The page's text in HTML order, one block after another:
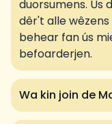
duorsumens. Us
dêr't alle
behear fan ús
befoarderjen.
Wa kin join de